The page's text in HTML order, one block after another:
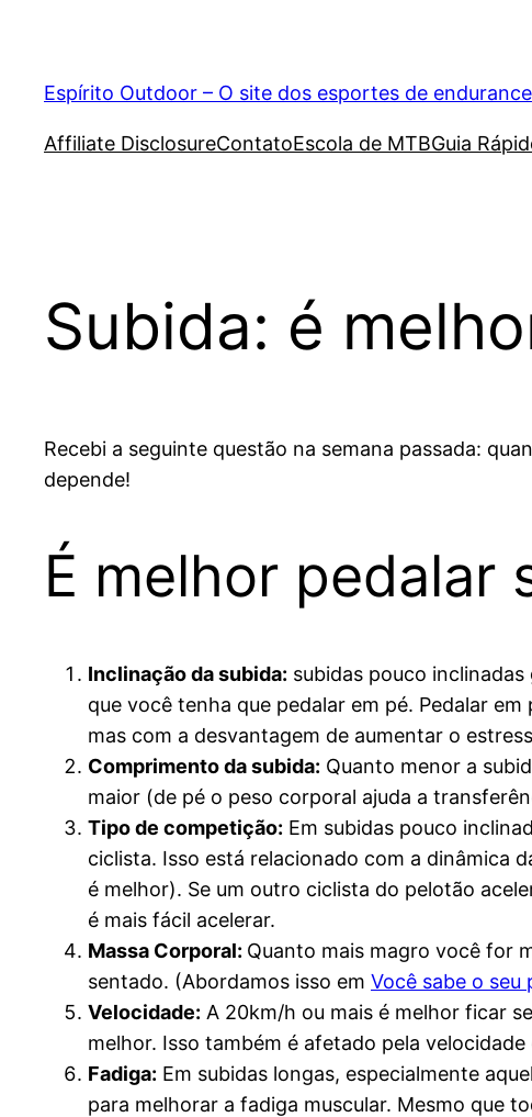
Espírito Outdoor – O site dos esportes de endurance
Affiliate DisclosureContatoEscola de MTBGuia
Subida: é
Recebi a seguinte questão na semana passada:
depende!
É melhor pedalar
Inclinação da subida: subidas pouco
que você tenha que pedalar em pé. Pedalar
mas com a desvantagem de aumentar o
Comprimento da subida: Quanto menor a
maior (de pé o peso corporal ajuda a
Tipo de competição: Em subidas pouco
ciclista. Isso está relacionado com a dinâmica
é melhor). Se um outro ciclista do pelotão
é mais fácil acelerar.
Massa Corporal: Quanto mais magro você for
sentado. (Abordamos isso em Você sabe o seu
Velocidade: A 20km/h ou mais é melhor ficar
melhor. Isso também é afetado pela
Fadiga: Em subidas longas, especialmente
para melhorar a fadiga muscular. Mesmo que